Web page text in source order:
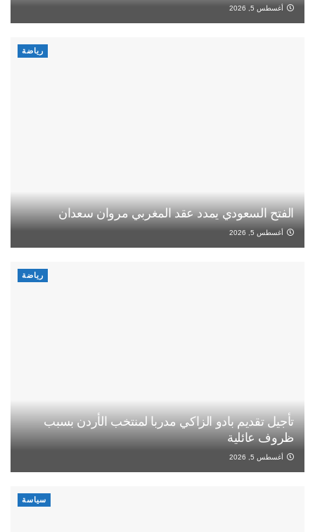
أغسطس 5, 2026
رياضة
الفتح السعودي يمدد عقد المغربي مروان سعدان
أغسطس 5, 2026
رياضة
تأجيل تقديم بادو الزاكي مدربا لمنتخب الأردن بسبب
ظروف عائلية
أغسطس 5, 2026
سياسة